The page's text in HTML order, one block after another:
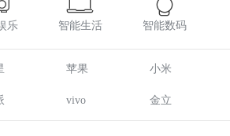
乐 智能生活 智能数码
苹果 小米
vivo 金立